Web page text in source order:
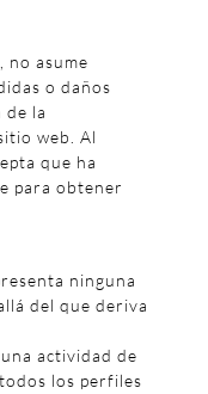
no asume
o daños
de la
web. Al
que ha
para obtener
ninguna
del que deriva
actividad de
los perfiles